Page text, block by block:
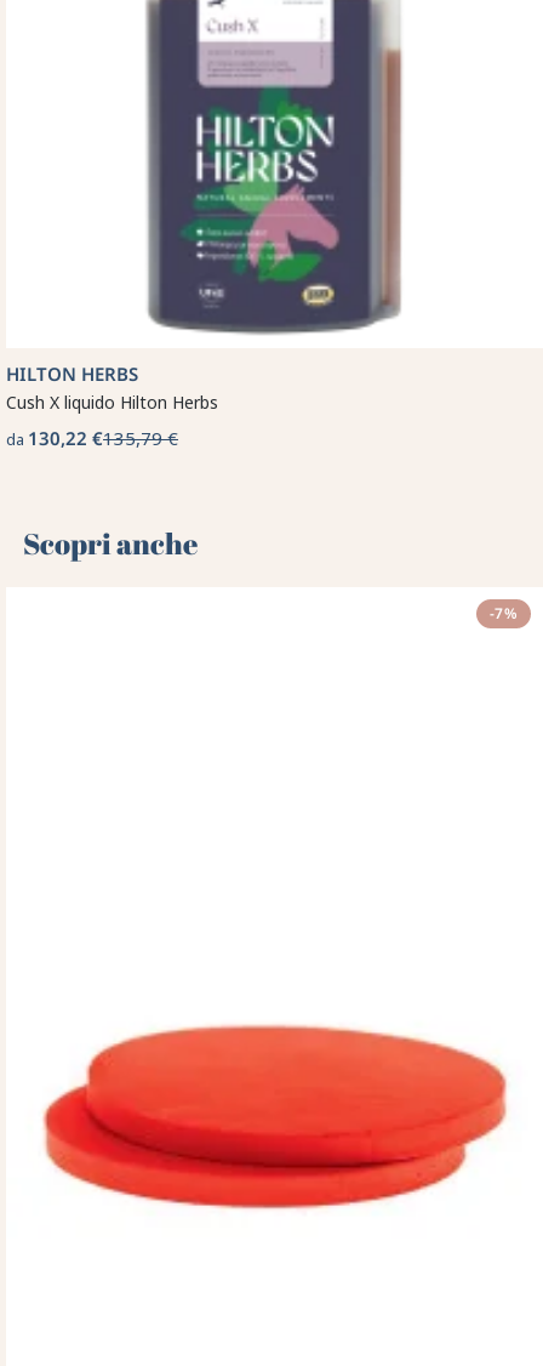
HILTON HERBS
Cush X liquido Hilton Herbs
da 130,22 €135,79 €
Scopri anche 🌻
-7%